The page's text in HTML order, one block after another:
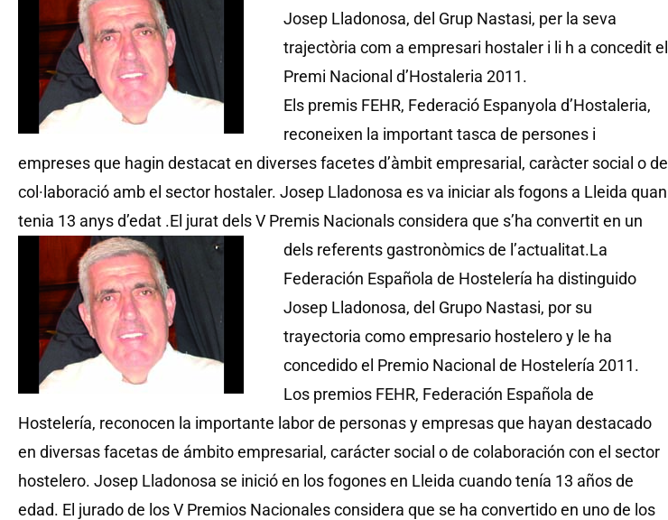
Josep Lladonosa, del Grup Nastasi, per la seva
trajectòria com a empresari hostaler i li h a concedit el
Premi Nacional d’Hostaleria 2011.
Els premis FEHR, Federació Espanyola d’Hostaleria,
reconeixen la important tasca de persones i
empreses que hagin destacat en diverses facetes d’àmbit empresarial, caràcter social o de
col·laboració amb el sector hostaler. Josep Lladonosa es va iniciar als fogons a Lleida quan
tenia 13 anys d’edat .El jurat dels V Premis Nacionals considera que s’ha convertit en un
dels referents gastronòmics de l’actualitat.La
Federación Española de Hostelería ha distinguido
Josep Lladonosa, del Grupo Nastasi, por su
trayectoria como empresario hostelero y le ha
concedido el Premio Nacional de Hostelería 2011.
Los premios FEHR, Federación Española de
Hostelería, reconocen la importante labor de personas y empresas que hayan destacado
en diversas facetas de ámbito empresarial, carácter social o de colaboración con el sector
hostelero. Josep Lladonosa se ​​inició en los fogones en Lleida cuando tenía 13 años de
edad. El jurado de los V Premios Nacionales considera que se ha convertido en uno de los